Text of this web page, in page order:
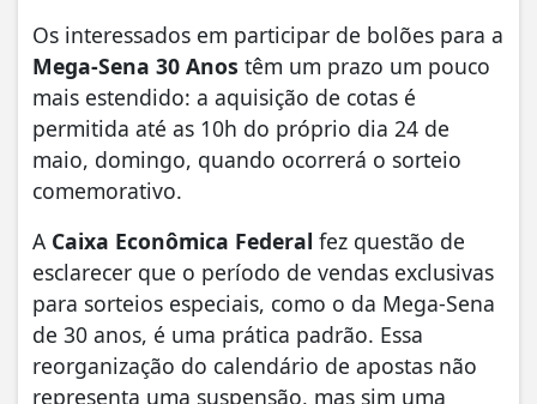
Os interessados em participar de bolões para a
Mega-Sena 30 Anos têm um prazo um pouco
mais estendido: a aquisição de cotas é
permitida até as 10h do próprio dia 24 de
maio, domingo, quando ocorrerá o sorteio
comemorativo.
A Caixa Econômica Federal fez questão de
esclarecer que o período de vendas exclusivas
para sorteios especiais, como o da Mega-Sena
de 30 anos, é uma prática padrão. Essa
reorganização do calendário de apostas não
representa uma suspensão, mas sim uma